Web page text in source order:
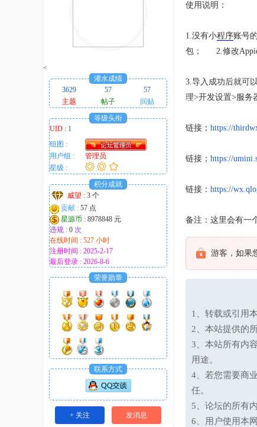
！
<
灌水成绩
3629
57
57
主题
帖子
回贴
等级头衔
UID : 1
组图 :
用户组 :
管理员
星级 :
积分成就
威望 : 3 个
贡献 : 57 点
星源币 : 8978848 元
违规 : 0 次
在线时间 : 527 小时
注册时间 : 2025-2-17
最后登录 : 2026-8-6
荣誉勋章
联系方式
+ 关注 发消息
使用说明：
1.没有小程序账号
包； 2.修改Appid
3.导入成功后就可
理>开发设置>服务
链接； https://
链接； https://
链接： https://
备注：这里会有一
游客，如果
1、转载或引用
2、本站提供的
3、本站所有内
用途。
4、若您需要商
任。
5、论坛的所有
6、用户使用本